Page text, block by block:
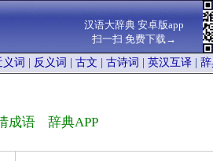
汉语大辞典 安卓版app
扫一扫 免费下载→
义词 反义词 古文 古诗词 英汉互译
成语 辞典APP